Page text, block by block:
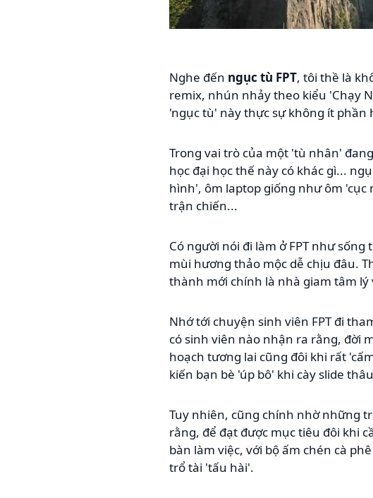
Nghe đến ngục tù FPT, tôi thề là
remix, nhún nhảy theo kiểu 'Chạy
'ngục tù' này thực sự không ít phần
Trong vai trò của một 'tù nhân'
học đại học thế này có khác gì...
hình', ôm laptop giống như ôm
trận chiến...
Có người nói đi làm ở FPT như
mùi hương thảo mộc dễ chịu đâu.
thành mới chính là nhà giam tâm
Nhớ tới chuyện sinh viên FPT đi
có sinh viên nào nhận ra rằng, đời
hoạch tương lai cũng đôi khi rất
kiến bạn bè 'úp bô' khi cày slide
Tuy nhiên, cũng chính nhờ những
rằng, để đạt được mục tiêu đôi khi
bàn làm việc, với bộ ấm chén cà
trổ tài 'tấu hài'.